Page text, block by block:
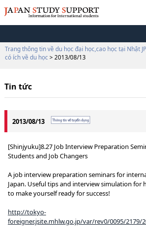
Trang thông tin về du học đại học,cao học tại Nhật
có ích về du học > 2013/08/13
Tin tức
2013/08/13
[Shinjyuku]8.27 Job Interview Preparation
Students and Job Changers
A job interview preparation seminars for
Japan. Useful tips and interview simulation for
to make yourself ready for success!
http://tokyo-
foreigner.jsite.mhlw.go.jp/var/rev0/0095/2179/